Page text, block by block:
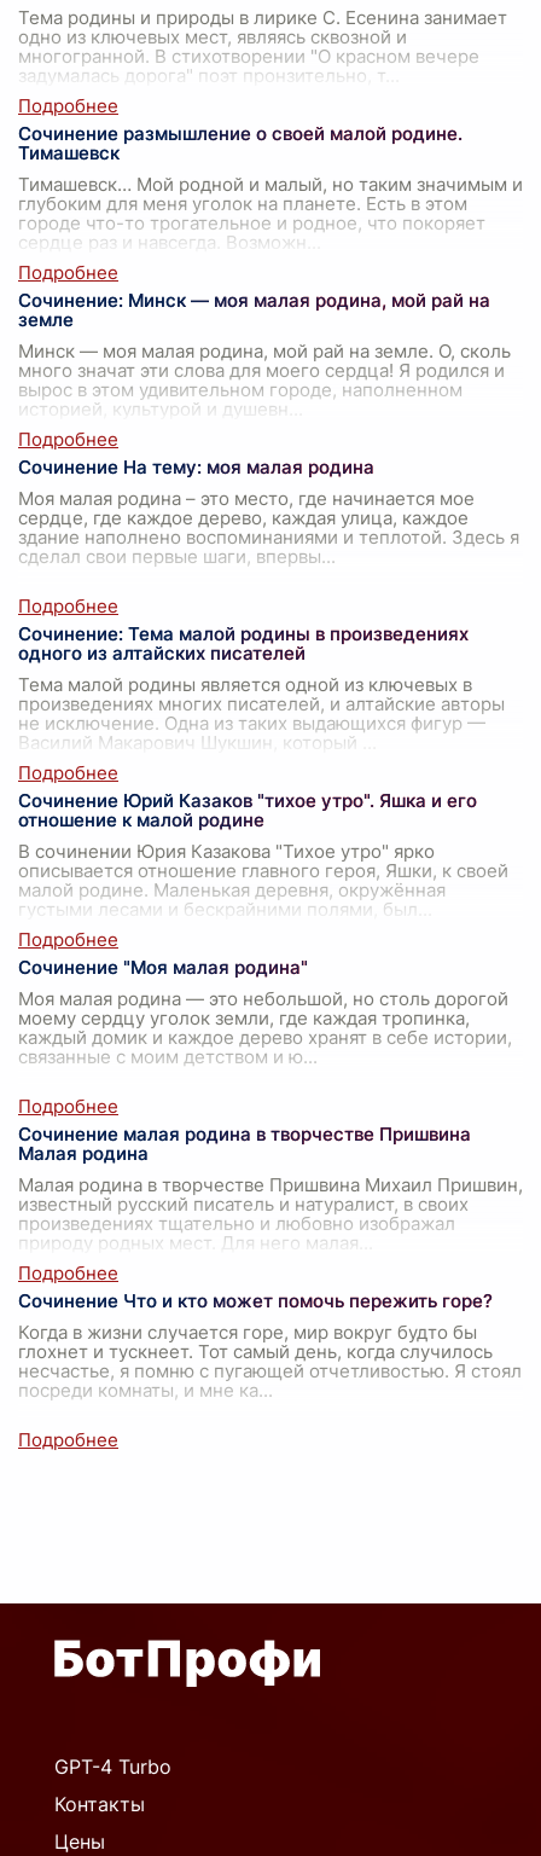
Тема родины и природы в лирике С. Есенина занимает
одно из ключевых мест, являясь сквозной и
многогранной. В стихотворении "О красном вечере
задумалась дорога" поэт пронзительно, т
Сочинение размышление о своей малой родине.
Тимашевск
Тимашевск… Мой родной и малый, но таким значимым и
глубоким для меня уголок на планете. Есть в этом
городе что-то трогательное и родное, что покоряет
сердце раз и навсегда. Возможн
Сочинение: Минск — моя малая родина, мой рай на
земле
Минск — моя малая родина, мой рай на земле. О, сколь
много значат эти слова для моего сердца! Я родился и
вырос в этом удивительном городе, наполненном
историей, культурой и душевн
Сочинение На тему: моя малая родина
Моя малая родина – это место, где начинается мое
сердце, где каждое дерево, каждая улица, каждое
здание наполнено воспоминаниями и теплотой. Здесь я
сделал свои первые шаги, впервы...
Сочинение: Тема малой родины в произведениях
одного из алтайских писателей
Тема малой родины является одной из ключевых в
произведениях многих писателей, и алтайские авторы
не исключение. Одна из таких выдающихся фигур —
Василий Макарович Шукшин, который
Сочинение Юрий Казаков "тихое утро". Яшка и его
отношение к малой родине
В сочинении Юрия Казакова "Тихое утро" ярко
описывается отношение главного героя, Яшки, к своей
малой родине. Маленькая деревня, окружённая
густыми лесами и бескрайними полями, был
Сочинение "Моя малая родина"
Моя малая родина — это небольшой, но столь дорогой
моему сердцу уголок земли, где каждая тропинка,
каждый домик и каждое дерево хранят в себе истории,
связанные с моим детством и ю...
Сочинение малая родина в творчестве Пришвина
Малая родина
Малая родина в творчестве Пришвина Михаил Пришвин,
известный русский писатель и натуралист, в своих
произведениях тщательно и любовно изображал
природу родных мест. Для него малая
Сочинение Что и кто может помочь пережить горе?
Когда в жизни случается горе, мир вокруг будто бы
глохнет и тускнеет. Тот самый день, когда случилось
несчастье, я помню с пугающей отчетливостью. Я стоял
посреди комнаты, и мне ка...
GPT-4 Turbo
Контакты
Цены